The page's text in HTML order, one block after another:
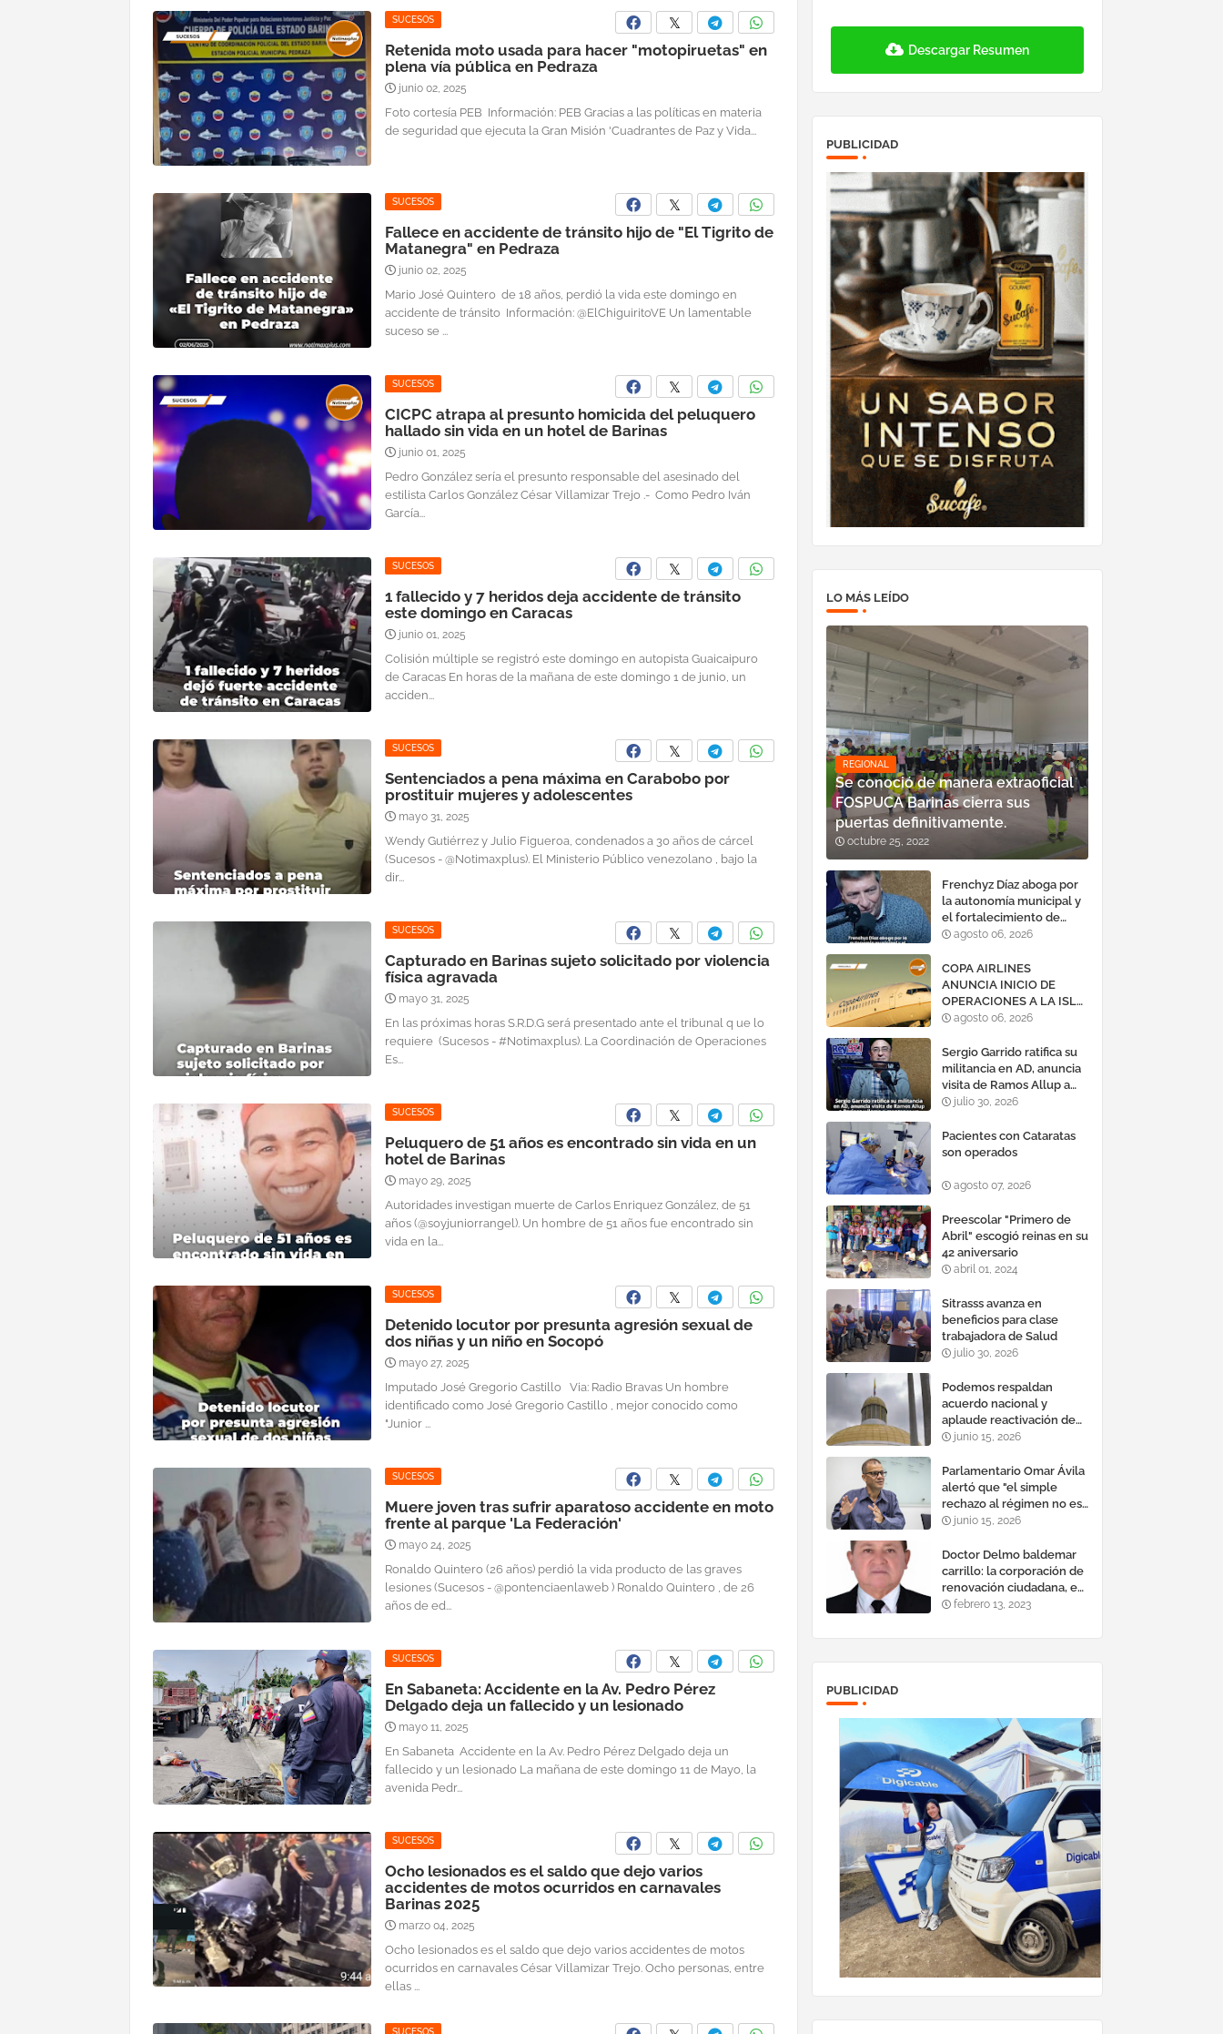
SUCESOS
Retenida moto usada para hacer "motopiruetas" en
plena vía pública en Pedraza
junio 02, 2025
Foto cortesía PEB Información: PEB Gracias a las políticas en materia
de seguridad que ejecuta la Gran Misión 'Cuadrantes de Paz y Vida...
SUCESOS
Fallece en accidente de tránsito hijo de "El Tigrito de
Matanegra" en Pedraza
junio 02, 2025
Mario José Quintero de 18 años, perdió la vida este domingo en
accidente de tránsito Información: @ElChiguiritoVE Un lamentable
suceso se ...
SUCESOS
CICPC atrapa al presunto homicida del peluquero
hallado sin vida en un hotel de Barinas
junio 01, 2025
Pedro González sería el presunto responsable del asesinado del
estilista Carlos González César Villamizar Trejo .- Como Pedro Iván
García...
SUCESOS
1 fallecido y 7 heridos deja accidente de tránsito
este domingo en Caracas
junio 01, 2025
Colisión múltiple se registró este domingo en autopista Guaicaipuro
de Caracas En horas de la mañana de este domingo 1 de junio, un
acciden...
SUCESOS
Sentenciados a pena máxima en Carabobo por
prostituir mujeres y adolescentes
mayo 31, 2025
Wendy Gutiérrez y Julio Figueroa, condenados a 30 años de cárcel
(Sucesos - @Notimaxplus). El Ministerio Público venezolano , bajo la
dir...
SUCESOS
Capturado en Barinas sujeto solicitado por violencia
física agravada
mayo 31, 2025
En las próximas horas S.R.D.G será presentado ante el tribunal q ue lo
requiere (Sucesos - #Notimaxplus). La Coordinación de Operaciones
Es...
SUCESOS
Peluquero de 51 años es encontrado sin vida en un
hotel de Barinas
mayo 29, 2025
Autoridades investigan muerte de Carlos Enriquez González, de 51
años (@soyjuniorrangel). Un hombre de 51 años fue encontrado sin
vida en la...
SUCESOS
Detenido locutor por presunta agresión sexual de
dos niñas y un niño en Socopó
mayo 27, 2025
Imputado José Gregorio Castillo Via: Radio Bravas Un hombre
identificado como José Gregorio Castillo , mejor conocido como
"Junior ...
SUCESOS
Muere joven tras sufrir aparatoso accidente en moto
frente al parque 'La Federación'
mayo 24, 2025
Ronaldo Quintero (26 años) perdió la vida producto de las graves
lesiones (Sucesos - @pontenciaenlaweb ) Ronaldo Quintero , de 26
años de ed...
SUCESOS
En Sabaneta: Accidente en la Av. Pedro Pérez
Delgado deja un fallecido y un lesionado
mayo 11, 2025
En Sabaneta Accidente en la Av. Pedro Pérez Delgado deja un
fallecido y un lesionado La mañana de este domingo 11 de Mayo, la
avenida Pedr...
SUCESOS
Ocho lesionados es el saldo que dejo varios
accidentes de motos ocurridos en carnavales
Barinas 2025
marzo 04, 2025
Ocho lesionados es el saldo que dejo varios accidentes de motos
ocurridos en carnavales César Villamizar Trejo. Ocho personas, entre
ellas ...
SUCESOS
Descargar Resumen
PUBLICIDAD
LO MÁS LEÍDO
REGIONAL
Se conoció de manera extraoficial
FOSPUCA Barinas cierra sus
puertas definitivamente.
octubre 25, 2022
Frenchyz Díaz aboga por
la autonomía municipal y
el fortalecimiento de
servicios públicos
agosto 06, 2026
COPA AIRLINES
ANUNCIA INICIO DE
OPERACIONES A LA ISLA
DE MARGARITA,
agosto 06, 2026
Sergio Garrido ratifica su
militancia en AD, anuncia
visita de Ramos Allup a
Barinas y llama a
cauteloso»
julio 30, 2026
Pacientes con Cataratas
son operados
agosto 07, 2026
Preescolar "Primero de
Abril" escogió reinas en su
42 aniversario
abril 01, 2024
Sitrasss avanza en
beneficios para clase
trabajadora de Salud
julio 30, 2026
Podemos respaldan
acuerdo nacional y
aplaude reactivación de
Tocoma con la
megavatios al sistema
eléctrico nacional
junio 15, 2026
Parlamentario Omar Ávila
alertó que "el simple
rechazo al régimen no es
suficiente para lograr un
efectivo"
junio 15, 2026
Doctor Delmo baldemar
carrillo: la corporación de
renovación ciudadana, es
un banco mundial de
febrero 13, 2023
PUBLICIDAD